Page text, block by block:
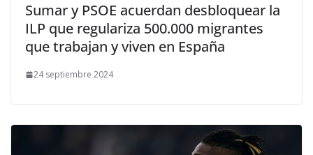
Sumar y PSOE acuerdan desbloquear la
ILP que regulariza 500.000 migrantes
que trabajan y viven en España
24 septiembre 2024